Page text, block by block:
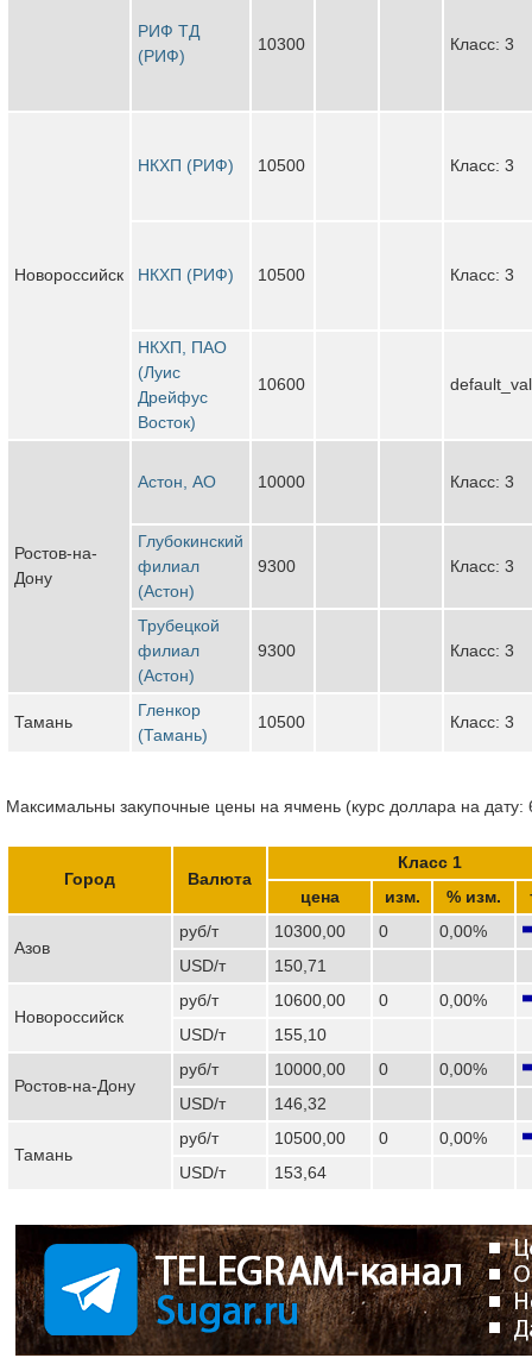
РИФ ТД
(РИФ)
10300 Класс: 3
Новороссийск
НКХП (РИФ) 10500 Класс: 3
НКХП (РИФ) 10500 Класс: 3
НКХП, ПАО
(Луис
Дрейфус
Восток)
10600
Ростов-на-
Дону
Астон, АО 10000 Класс: 3
Глубокинский
филиал
(Астон)
9300 Класс: 3
Трубецкой
филиал
(Астон)
9300 Класс: 3
Тамань
Гленкор
(Тамань)
10500 Класс: 3
Максимальны закупочные цены на ячмень (курс доллара на дату:
Город Валюта
Класс 1
цена
изм. % изм.
Азов
руб/т 10300,00 0
0,00%
USD/т
150,71
Новороссийск
руб/т 10600,00 0
0,00%
USD/т
155,10
Ростов-на-Дону
руб/т 10000,00 0
0,00%
USD/т
146,32
Тамань
руб/т 10500,00 0
0,00%
USD/т
153,64